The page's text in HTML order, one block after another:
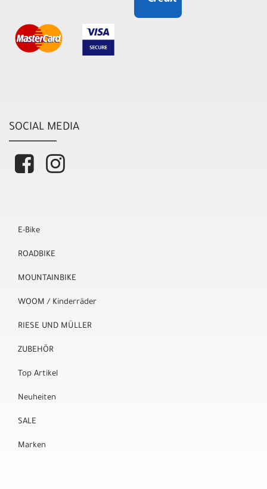
SOCIAL MEDIA
E-Bike
ROADBIKE
MOUNTAINBIKE
WOOM / Kinderräder
RIESE UND MÜLLER
ZUBEHÖR
Top Artikel
Neuheiten
SALE
Marken